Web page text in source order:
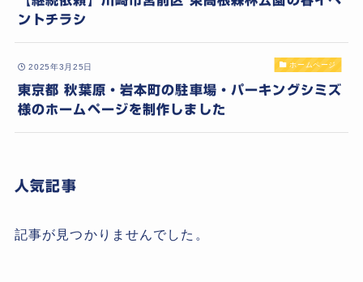
ントチラシ
2025年3月25日 ホームページ
東京都 秋葉原・岩本町の駐車場・パーキングシミズ
様のホームページを制作しました
人気記事
記事が見つかりませんでした。